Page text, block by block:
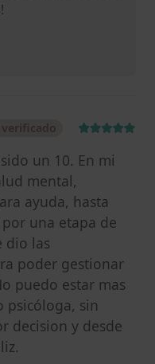
un 10. En mi
mental,
ayuda, hasta
una etapa de
dio las
poder gestionar
puedo estar mas
psicóloga, sin
decision y desde